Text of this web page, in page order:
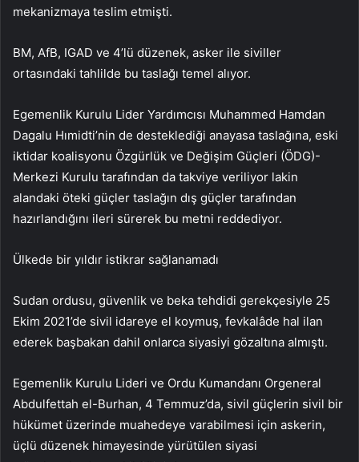
mekanizmaya teslim etmişti.
BM, AfB, IGAD ve 4’lü düzenek, asker ile siviller
ortasındaki tahlilde bu taslağı temel alıyor.
Egemenlik Kurulu Lider Yardımcısı Muhammed Hamdan
Dagalu Hımidti’nin de desteklediği anayasa taslağına, eski
iktidar koalisyonu Özgürlük ve Değişim Güçleri (ÖDG)-
Merkezi Kurulu tarafından da takviye veriliyor lakin
alandaki öteki güçler taslağın dış güçler tarafından
hazırlandığını ileri sürerek bu metni reddediyor.
Ülkede bir yıldır istikrar sağlanamadı
Sudan ordusu, güvenlik ve beka tehdidi gerekçesiyle 25
Ekim 2021’de sivil idareye el koymuş, fevkalâde hal ilan
ederek başbakan dahil onlarca siyasiyi gözaltına almıştı.
Egemenlik Kurulu Lideri ve Ordu Kumandanı Orgeneral
Abdulfettah el-Burhan, 4 Temmuz’da, sivil güçlerin sivil bir
hükümet üzerinde muahedeye varabilmesi için askerin,
üçlü düzenek himayesinde yürütülen siyasi